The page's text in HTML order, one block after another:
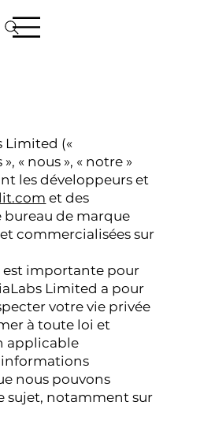
Limited («
« nous », « notre »
les développeurs et
et des
de marque
commercialisées sur
est importante pour
Limited a pour
votre vie privée
à toute loi et
applicable
nous pouvons
sujet, notamment sur